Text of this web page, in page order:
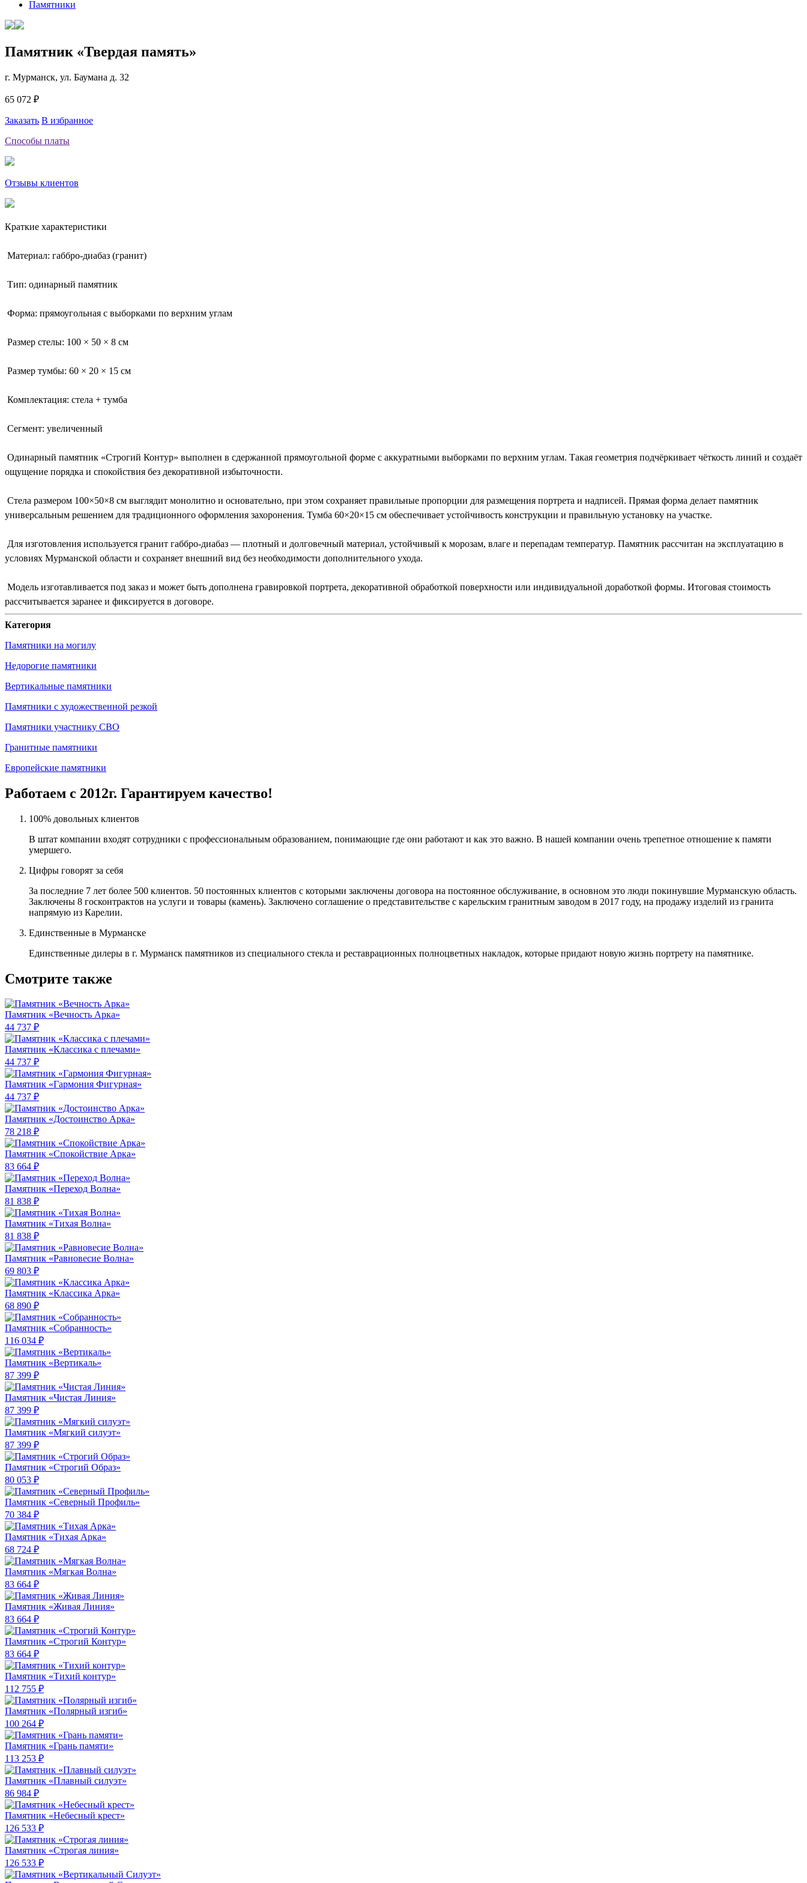
Памятники
Памятник «Твердая память»
г. Мурманск, ул. Баумана д. 32
65 072 ₽
Заказать В избранное
Способы платы
Отзывы клиентов
Краткие характеристики
Материал: габбро-диабаз (гранит)
Тип: одинарный памятник
Форма: прямоугольная с выборками по верхним углам
Размер стелы: 100 × 50 × 8 см
Размер тумбы: 60 × 20 × 15 см
Комплектация: стела + тумба
Сегмент: увеличенный
Одинарный памятник «Строгий Контур» выполнен в сдержанной прямоугольной форме с аккуратными выборками по верхним углам. Такая геометрия подчёркивает чёткость линий и создаёт
ощущение порядка и спокойствия без декоративной избыточности.
Стела размером 100×50×8 см выглядит монолитно и основательно, при этом сохраняет правильные пропорции для размещения портрета и надписей. Прямая форма делает памятник
универсальным решением для традиционного оформления захоронения. Тумба 60×20×15 см обеспечивает устойчивость конструкции и правильную установку на участке.
Для изготовления используется гранит габбро-диабаз — плотный и долговечный материал, устойчивый к морозам, влаге и перепадам температур. Памятник рассчитан на эксплуатацию в
условиях Мурманской области и сохраняет внешний вид без необходимости дополнительного ухода.
Модель изготавливается под заказ и может быть дополнена гравировкой портрета, декоративной обработкой поверхности или индивидуальной доработкой формы. Итоговая стоимость
рассчитывается заранее и фиксируется в договоре.
Категория
Памятники на могилу
Недорогие памятники
Вертикальные памятники
Памятники с художественной резкой
Памятники участнику СВО
Гранитные памятники
Европейские памятники
Работаем с 2012г. Гарантируем качество!
100% довольных клиентов
В штат компании входят сотрудники с профессиональным образованием, понимающие где они работают и как это важно. В нашей компании очень трепетное отношение к памяти
умершего.
Цифры говорят за себя
За последние 7 лет более 500 клиентов. 50 постоянных клиентов с которыми заключены договора на постоянное обслуживание, в основном это люди покинувшие Мурманскую область.
Заключены 8 госконтрактов на услуги и товары (камень). Заключено соглашение о представительстве с карельским гранитным заводом в 2017 году, на продажу изделий из гранита
напрямую из Карелии.
Единственные в Мурманске
Единственные дилеры в г. Мурманск памятников из специального стекла и реставрационных полноцветных накладок, которые придают новую жизнь портрету на памятнике.
Смотрите также
Памятник «Вечность Арка»
44 737 ₽
Памятник «Классика c плечами»
44 737 ₽
Памятник «Гармония Фигурная»
44 737 ₽
Памятник «Достоинство Арка»
78 218 ₽
Памятник «Спокойствие Арка»
83 664 ₽
Памятник «Переход Волна»
81 838 ₽
Памятник «Тихая Волна»
81 838 ₽
Памятник «Равновесие Волна»
69 803 ₽
Памятник «Классика Арка»
68 890 ₽
Памятник «Собранность»
116 034 ₽
Памятник «Вертикаль»
87 399 ₽
Памятник «Чистая Линия»
87 399 ₽
Памятник «Мягкий силуэт»
87 399 ₽
Памятник «Строгий Образ»
80 053 ₽
Памятник «Северный Профиль»
70 384 ₽
Памятник «Тихая Арка»
68 724 ₽
Памятник «Мягкая Волна»
83 664 ₽
Памятник «Живая Линия»
83 664 ₽
Памятник «Строгий Контур»
83 664 ₽
Памятник «Тихий контур»
112 755 ₽
Памятник «Полярный изгиб»
100 264 ₽
Памятник «Грань памяти»
113 253 ₽
Памятник «Плавный силуэт»
86 984 ₽
Памятник «Небесный крест»
126 533 ₽
Памятник «Строгая линия»
126 533 ₽